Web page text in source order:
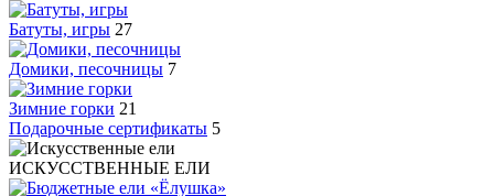
Батуты, игры 27
Домики, песочницы 7
Зимние горки 21
Подарочные сертификаты 5
ИСКУССТВЕННЫЕ ЕЛИ